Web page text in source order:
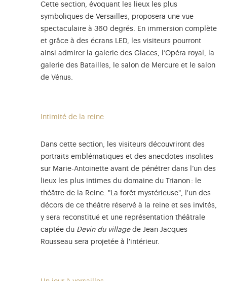
Cette section, évoquant les lieux les plus
symboliques de Versailles, proposera une vue
spectaculaire à 360 degrés. En immersion complète
et grâce à des écrans LED, les visiteurs pourront
ainsi admirer la galerie des Glaces, l’Opéra royal, la
galerie des Batailles, le salon de Mercure et le salon
de Vénus.
Intimité de la reine
Dans cette section, les visiteurs découvriront des
portraits emblématiques et des anecdotes insolites
sur Marie-Antoinette avant de pénétrer dans l’un des
lieux les plus intimes du domaine du Trianon : le
théâtre de la Reine. "La forêt mystérieuse", l'un des
décors de ce théâtre réservé à la reine et ses invités,
y sera reconstitué et une représentation théâtrale
captée du Devin du villagede Jean-Jacques
Rousseau sera projetée à l'intérieur.